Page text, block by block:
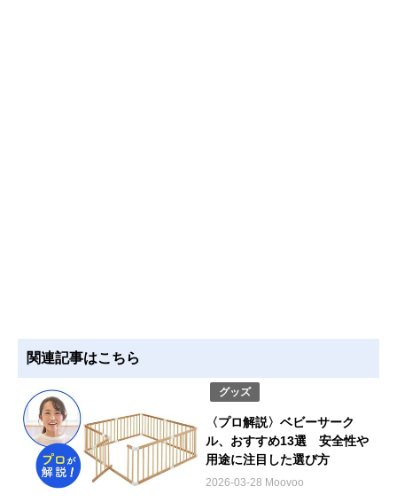
関連記事はこちら
グッズ
〈プロ解説〉ベビーサーク
ル、おすすめ13選 安全性や
用途に注目した選び方
2026-03-28 Moovoo